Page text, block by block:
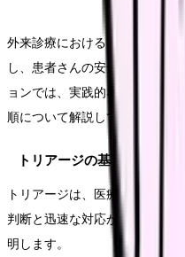
外来診療におけるトリアージ
し、患者さんの安全を確保す
ョンでは、実践的なトリアー
順について解説していきます。
トリアージの基本原則
トリアージは、医療の優先順
判断と迅速な対応が求められ
明します。